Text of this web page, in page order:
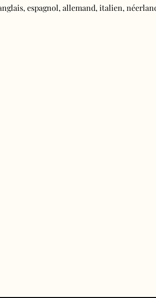
espagnol, allemand, italien,